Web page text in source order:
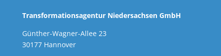
Transformationsagentur Niedersachsen GmbH
Günther-Wagner-Allee 23
30177 Hannover